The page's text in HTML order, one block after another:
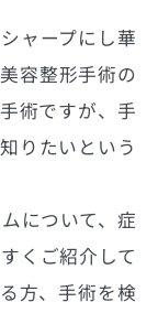
ャープにし華
容整形手術の
術ですが、手
りたいという
について、症
くご紹介して
方、手術を検